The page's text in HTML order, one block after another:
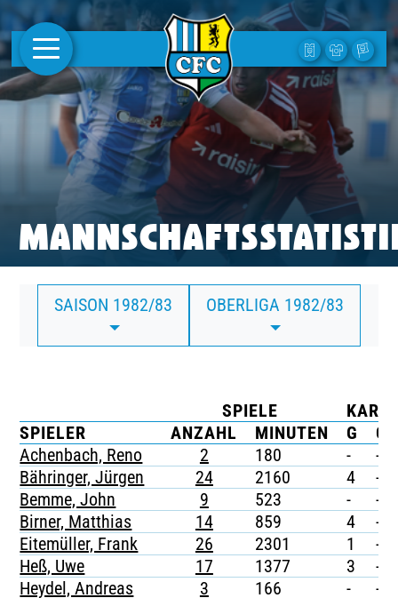
AKTUELLES
1. MANNSCHAFT
FRAUEN
CAMPUS
CLUB
CLUBMITGLIEDSCHAFT
BUSINESS
TICKETING
SAISON 1982/83 OBERLIGA 1982/83
SPIELE
SPIELER
ANZAHL MINUTEN G
G/
Achenbach, Reno
2 180 -
-
Bähringer, Jürgen
24 2160 4
-
Bemme, John
9 523 -
-
Birner, Matthias
14 859 4
-
Eitemüller, Frank
26 2301 1
-
Heß, Uwe
17 1377 3
-
Heydel, Andreas
3 166 -
-